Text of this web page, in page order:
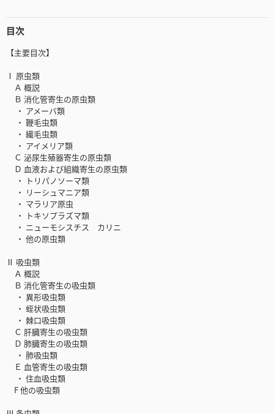
目次
【主要目次】
Ⅰ 原虫類
Ａ 概説
Ｂ 消化管寄生の原虫類
・ アメーバ類
・ 鞭毛虫類
・ 繊毛虫類
・ アイメリア類
Ｃ 泌尿生殖器寄生の原虫類
Ｄ 血液および組織寄生の原虫類
・ トリパノソーマ類
・ リーシュマニア類
・ マラリア原虫
・ トキソプラズマ類
・ ニューモシスチス カリニ
・ 他の原虫類
Ⅱ 吸虫類
Ａ 概説
Ｂ 消化管寄生の吸虫類
・ 異形吸虫類
・ 蛭状吸虫類
・ 棘口吸虫類
Ｃ 肝臓寄生の吸虫類
Ｄ 肺臓寄生の吸虫類
・ 肺吸虫類
Ｅ 血管寄生の吸虫類
・ 住血吸虫類
F 他の吸虫類